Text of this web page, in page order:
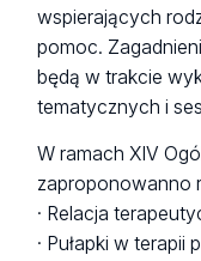
wspierających
pomoc.
będą w trakcie
tematycznych i
W ramach XIV
zaproponowanno
· Relacja
· Pułapki w terapii